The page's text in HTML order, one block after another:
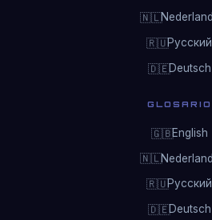
🇳🇱
🇷🇺Русский
🇩🇪Deutsch
GLOSARIO
🇬🇧English
🇳🇱
🇷🇺Русский
🇩🇪Deutsch